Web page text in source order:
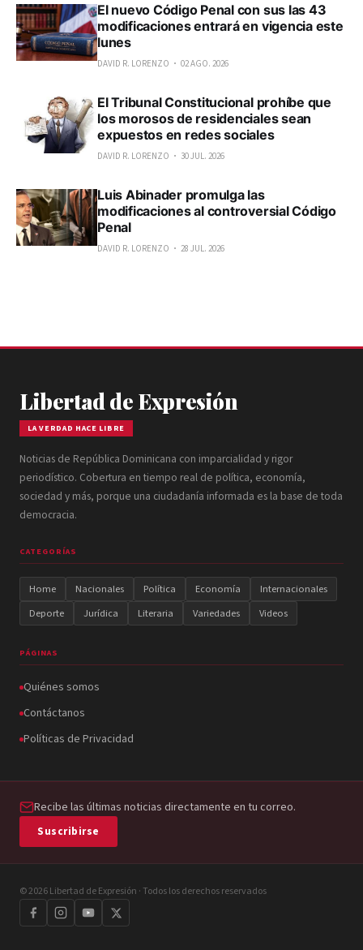
El nuevo Código Penal con sus las 43
modificaciones entrará en vigencia este
lunes
DAVID R. LORENZO 02 AGO. 2026
El Tribunal Constitucional prohíbe que
los morosos de residenciales sean
expuestos en redes sociales
DAVID R. LORENZO 30 JUL. 2026
Luis Abinader promulga las
modificaciones al controversial Código
Penal
DAVID R. LORENZO 28 JUL. 2026
Libertad de Expresión
LA VERDAD HACE LIBRE
Noticias de República Dominicana con imparcialidad y rigor
periodístico. Cobertura en tiempo real de política, economía,
sociedad y más, porque una ciudadanía informada es la base de toda
democracia.
CATEGORÍAS
Home Nacionales Política Economía
Internacionales
Deporte
Jurídica Literaria Variedades Videos
PÁGINAS
Quiénes somos
Contáctanos
Políticas de Privacidad
Recibe las últimas noticias directamente en tu correo.
Suscribirse
© 2026 Libertad de Expresión · Todos los derechos reservados